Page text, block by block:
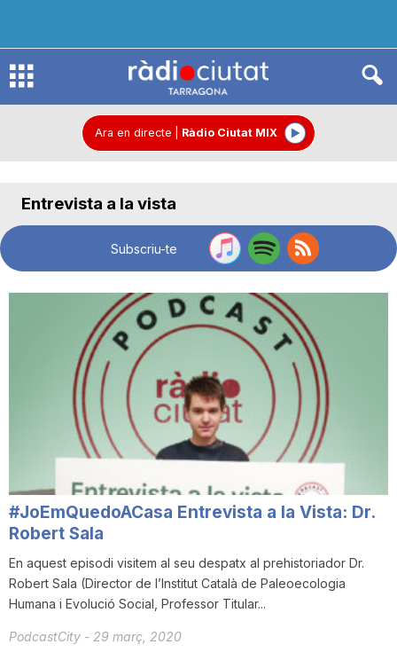
R
t
a
t
Ara en directe Ràdio Ciutat MIX
Entrevista a la vista
Subscriu-te
#JoEmQuedoACasa Entrevista a la Vista: Dr.
Robert Sala
En aquest episodi visitem al seu despatx al prehistoriador Dr.
Robert Sala (Director de l’Institut Català de Paleoecologia
Humana i Evolució Social, Professor Titular...
PodcastCity - 29 març, 2020